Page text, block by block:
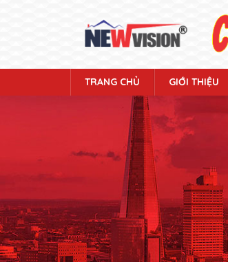
TRANG CHỦ GIỚI THIỆU